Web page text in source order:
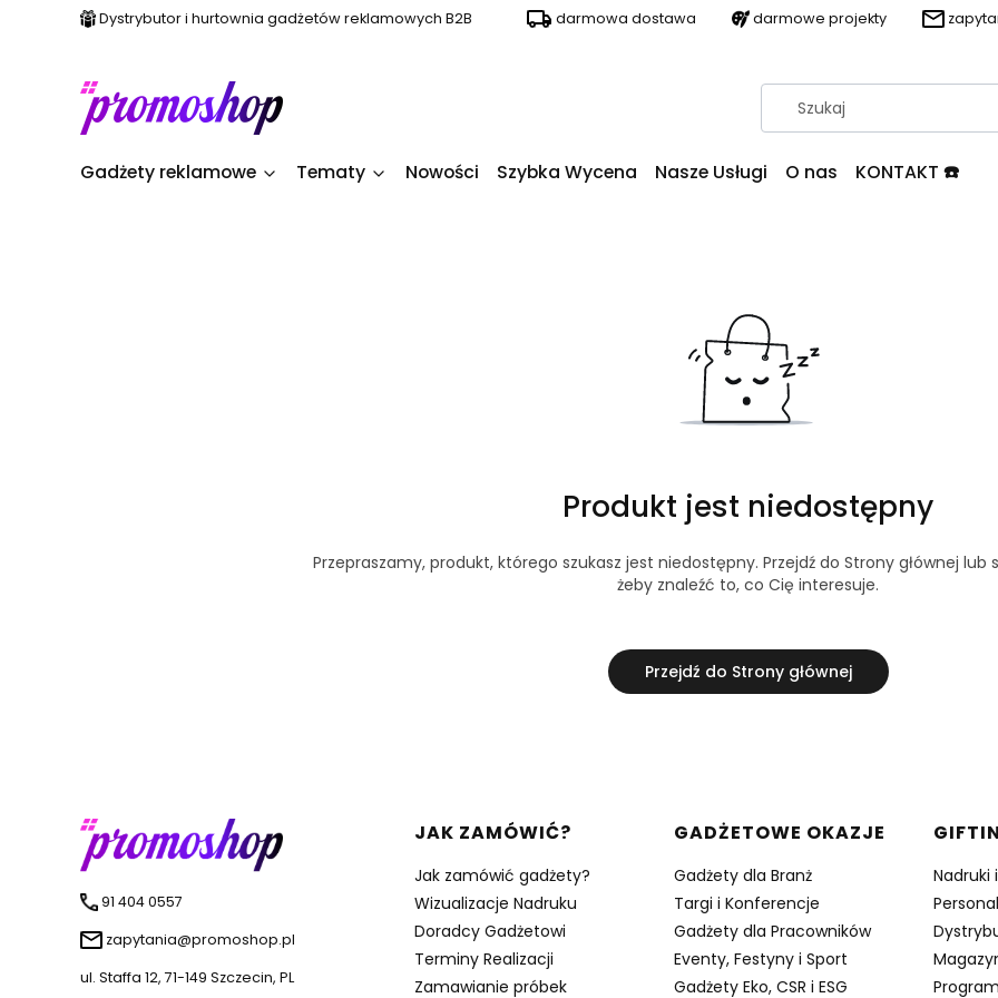
Dystrybutor i hurtownia gadżetów reklamowych B2B darmowa dostawa darmowe projekty
Gadżety reklamowe Tematy Nowości Szybka Wycena Nasze Usługi O nas KONTAKT ☎️
Produkt jest niedostępny
Przepraszamy, produkt, którego szukasz jest niedostępny. Przejdź do Strony głównej lub
żeby znaleźć to, co Cię interesuje.
Przejdź do Strony głównej
91 404 0557
zapytania@promoshop.pl
ul. Staffa 12, 71-149 Szczecin, PL
Linki w stopce
JAK ZAMÓWIĆ?
Jak zamówić gadżety?
Wizualizacje Nadruku
Doradcy Gadżetowi
Terminy Realizacji
Zamawianie próbek
GADŻETOWE OKAZJE
Gadżety dla Branż
Targi i Konferencje
Gadżety dla Pracowników
Eventy, Festyny i Sport
Gadżety Eko, CSR i ESG
Nadruki